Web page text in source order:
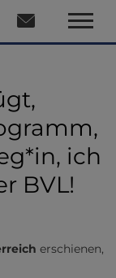
ich
BVL!
erschienen,